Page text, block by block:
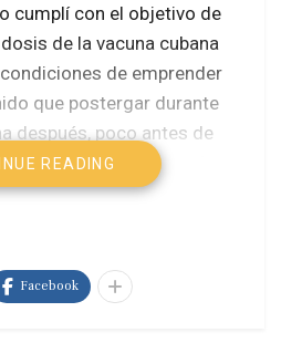
cumplí con el objetivo de
de la vacuna cubana
de emprender
que postergar durante
después, poco antes de
maleta azul, mi morral
en el asiento trasero
Minutos más tarde
caraqueño y
READING
Facebook